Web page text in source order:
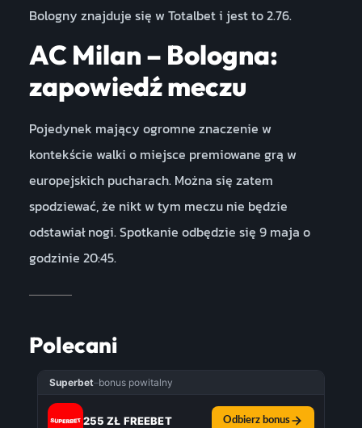
Bologny znajduje się w Totalbet i jest to 2.76.
AC Milan – Bologna:
zapowiedź meczu
Pojedynek mający ogromne znaczenie w
kontekście walki o miejsce premiowane grą w
europejskich pucharach. Można się zatem
spodziewać, że nikt w tym meczu nie będzie
odstawiał nogi. Spotkanie odbędzie się 9 maja o
godzinie 20:45.
Polecani
Superbet–bonus powitalny
255 ZŁ FREEBET Odbierz bonus